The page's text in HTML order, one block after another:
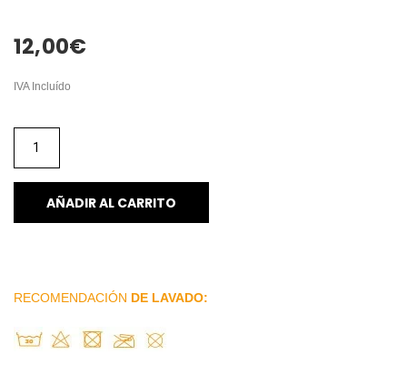
12,00€
IVA Incluído
AÑADIR AL CARRITO
RECOMENDACIÓN DE LAVADO: